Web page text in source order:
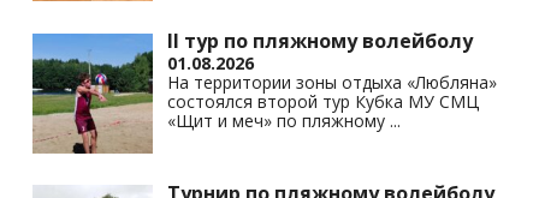
II тур по пляжному волейболу
01.08.2026
На территории зоны отдыха «Любляна»
состоялся второй тур Кубка МУ СМЦ
«Щит и меч» по пляжному ...
Турнир по пляжному волейболу